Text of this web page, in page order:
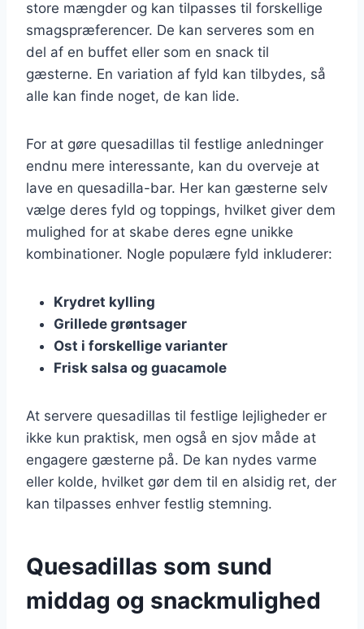
store mængder og kan tilpasses til forskellige
smagspræferencer. De kan serveres som en
del af en buffet eller som en snack til
gæsterne. En variation af fyld kan tilbydes, så
alle kan finde noget, de kan lide.
For at gøre quesadillas til festlige anledninger
endnu mere interessante, kan du overveje at
lave en quesadilla-bar. Her kan gæsterne selv
vælge deres fyld og toppings, hvilket giver dem
mulighed for at skabe deres egne unikke
kombinationer. Nogle populære fyld inkluderer:
Krydret kylling
Grillede grøntsager
Ost i forskellige varianter
Frisk salsa og guacamole
At servere quesadillas til festlige lejligheder er
ikke kun praktisk, men også en sjov måde at
engagere gæsterne på. De kan nydes varme
eller kolde, hvilket gør dem til en alsidig ret, der
kan tilpasses enhver festlig stemning.
Quesadillas som sund
middag og snackmulighed